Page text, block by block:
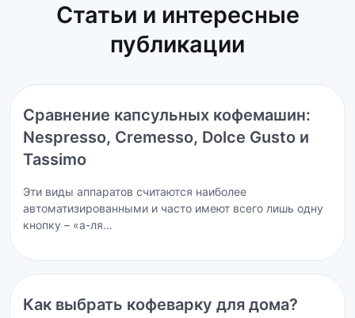
Статьи и интересные
публикации
Сравнение капсульных кофемашин:
Nespresso, Cremesso, Dolce Gusto и
Tassimo
Эти виды аппаратов считаются наиболее
автоматизированными и часто имеют всего лишь одну
кнопку – «а-ля…
Как выбрать кофеварку для дома?